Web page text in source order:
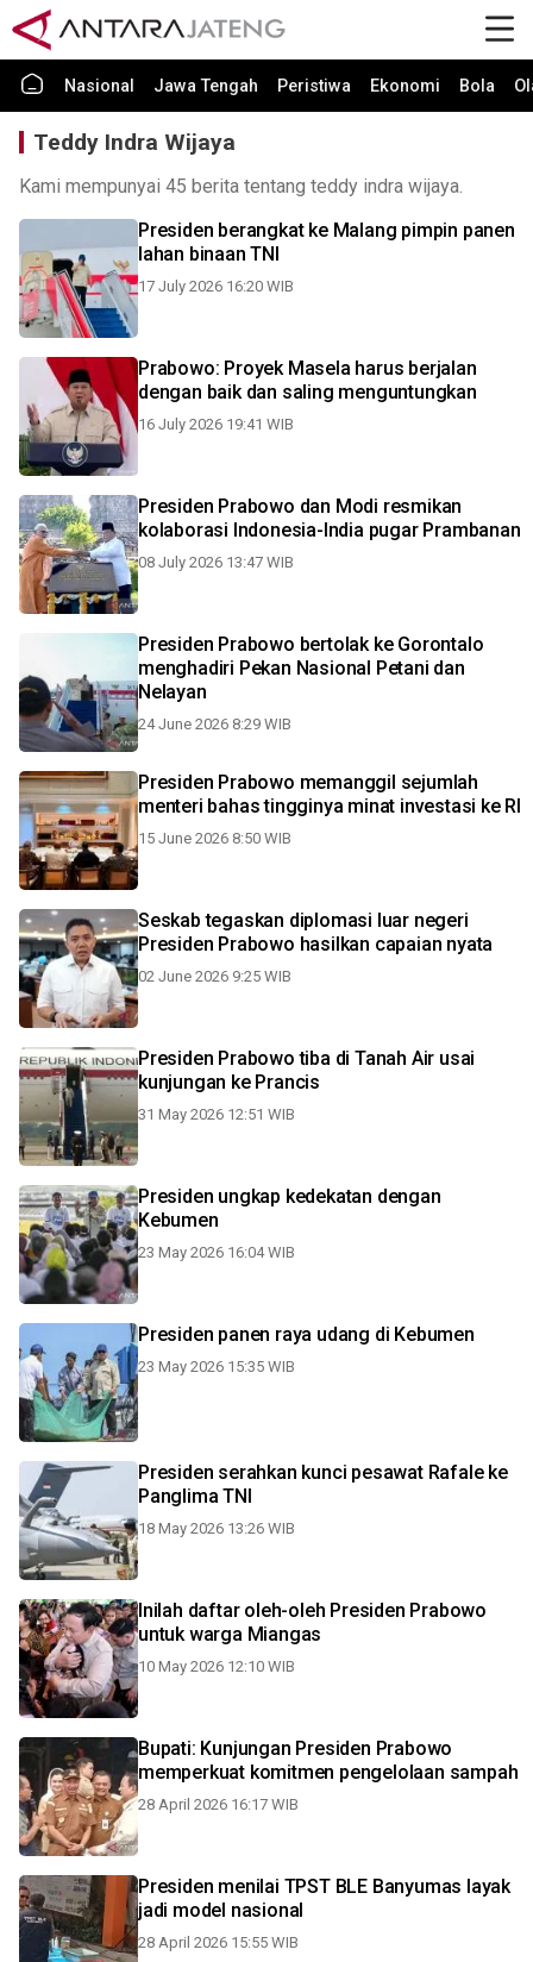
Nasional Jawa Tengah Peristiwa Ekonomi Bola
Teddy Indra Wijaya
Kami mempunyai 45 berita tentang teddy indra wijaya.
Presiden berangkat ke Malang pimpin panen
lahan binaan TNI
17 July 2026 16:20 WIB
Prabowo: Proyek Masela harus berjalan
dengan baik dan saling menguntungkan
16 July 2026 19:41 WIB
Presiden Prabowo dan Modi resmikan
kolaborasi Indonesia-India pugar Prambanan
08 July 2026 13:47 WIB
Presiden Prabowo bertolak ke Gorontalo
menghadiri Pekan Nasional Petani dan
Nelayan
24 June 2026 8:29 WIB
Presiden Prabowo memanggil sejumlah
menteri bahas tingginya minat investasi ke RI
15 June 2026 8:50 WIB
Seskab tegaskan diplomasi luar negeri
Presiden Prabowo hasilkan capaian nyata
02 June 2026 9:25 WIB
Presiden Prabowo tiba di Tanah Air usai
kunjungan ke Prancis
31 May 2026 12:51 WIB
Presiden ungkap kedekatan dengan
Kebumen
23 May 2026 16:04 WIB
Presiden panen raya udang di Kebumen
23 May 2026 15:35 WIB
Presiden serahkan kunci pesawat Rafale ke
Panglima TNI
18 May 2026 13:26 WIB
Inilah daftar oleh-oleh Presiden Prabowo
untuk warga Miangas
10 May 2026 12:10 WIB
Bupati: Kunjungan Presiden Prabowo
memperkuat komitmen pengelolaan sampah
28 April 2026 16:17 WIB
Presiden menilai TPST BLE Banyumas layak
jadi model nasional
28 April 2026 15:55 WIB